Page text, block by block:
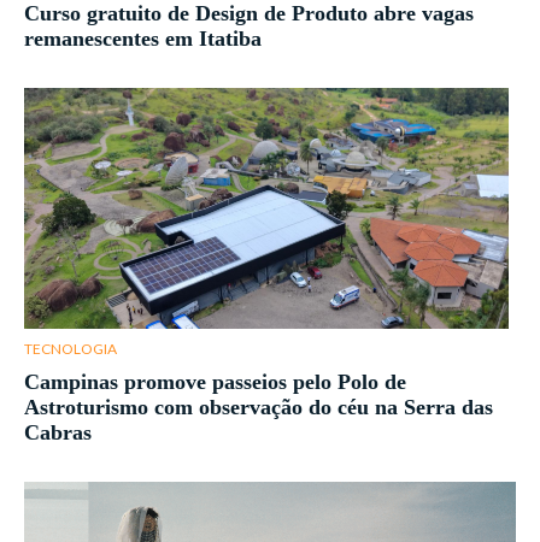
Curso gratuito de Design de Produto abre vagas
remanescentes em Itatiba
TECNOLOGIA
Campinas promove passeios pelo Polo de
Astroturismo com observação do céu na Serra das
Cabras